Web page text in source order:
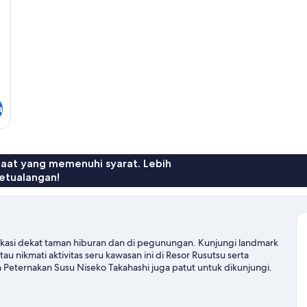
yang memenuhi syarat. Lebih
dekat taman hiburan dan di pegunungan. Kunjungi landmark
nikmati aktivitas seru kawasan ini di Resor Rusutsu serta
Susu Niseko Takahashi juga patut untuk dikunjungi.
ski, atau lihat berbagai aktivitas outdoor lainnya seperti sledding